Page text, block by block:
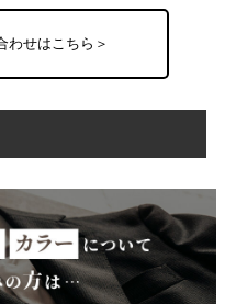
わせはこちら＞